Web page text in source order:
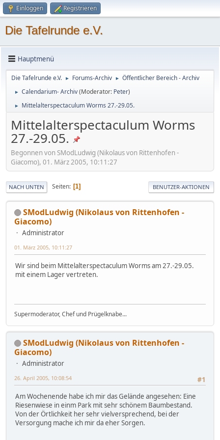
Einloggen Registrieren
Die Tafelrunde e.V.
Hauptmenü
Die Tafelrunde e.V. ► Forums-Archiv ► Öffentlicher Bereich - Archiv
► Calendarium- Archiv(Moderator: Peter)
► Mittelalterspectaculum Worms 27.-29.05.
Mittelalterspectaculum Worms
27.-29.05.
Begonnen von SModLudwig (Nikolaus von Rittenhofen -
Giacomo), 01. März 2005, 10:11:27
NACH UNTEN Seiten 1 BENUTZER-AKTIONEN
SModLudwig (Nikolaus von Rittenhofen -
Giacomo)
Administrator
01. März 2005, 10:11:27
Wir sind beim Mittelalterspectaculum Worms am 27.-29.05.
mit einem Lager vertreten.
Supermoderator, Chef und Prügelknabe...
SModLudwig (Nikolaus von Rittenhofen -
Giacomo)
Administrator
#1
26. April 2005, 10:08:54
Am Wochenende habe ich mir das Gelände angesehen: Eine
Riesenwiese in einm Park mit sehr schönem Baumbestand.
Von der Örtlichkeit her sehr vielversprechend, bei der
Versorgung mache ich mir da eher Sorgen.